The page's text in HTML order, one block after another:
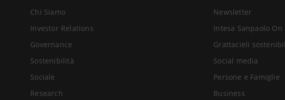
Chi Siamo
Investor Relations
Governance
Sostenibilità
Sociale
Research
Newsletter
Intesa Sanpaolo On
Grattacieli
Social media
Persone e Famiglie
Business